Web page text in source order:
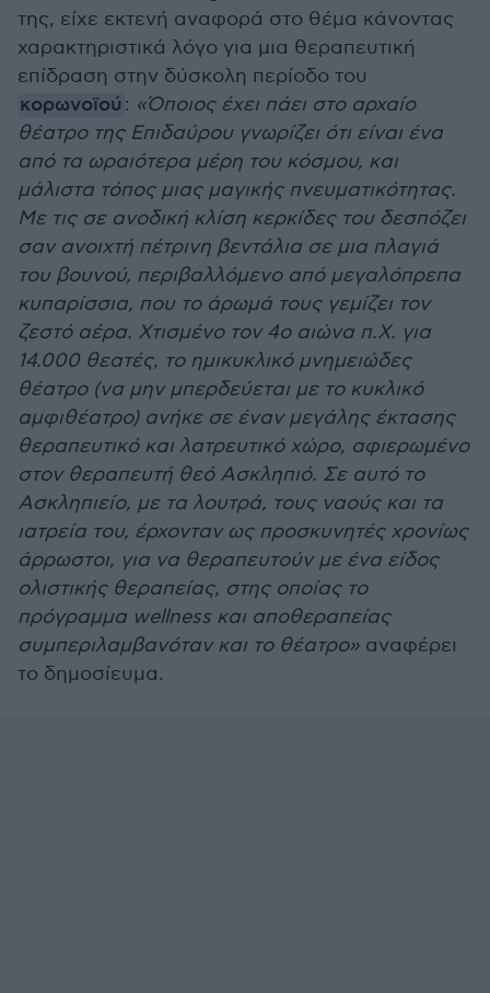
της, είχε εκτενή αναφορά στο θέμα κάνοντας
χαρακτηριστικά λόγο για μια θεραπευτική
επίδραση στην δύσκολη περίοδο του
κορωνοϊού : «Όποιος έχει πάει στο αρχαίο
θέατρο της Επιδαύρου γνωρίζει ότι είναι ένα
από τα ωραιότερα μέρη του κόσμου, και
μάλιστα τόπος μιας μαγικής πνευματικότητας.
Με τις σε ανοδική κλίση κερκίδες του δεσπόζει
σαν ανοιχτή πέτρινη βεντάλια σε μια πλαγιά
του βουνού, περιβαλλόμενο από μεγαλόπρεπα
κυπαρίσσια, που το άρωμά τους γεμίζει τον
ζεστό αέρα. Χτισμένο τον 4ο αιώνα π.Χ. για
14.000 θεατές, το ημικυκλικό μνημειώδες
θέατρο (να μην μπερδεύεται με το κυκλικό
αμφιθέατρο) ανήκε σε έναν μεγάλης έκτασης
θεραπευτικό και λατρευτικό χώρο, αφιερωμένο
στον θεραπευτή θεό Ασκληπιό. Σε αυτό το
Ασκληπιείο, με τα λουτρά, τους ναούς και τα
ιατρεία του, έρχονταν ως προσκυνητές χρονίως
άρρωστοι, για να θεραπευτούν με ένα είδος
ολιστικής θεραπείας, στης οποίας το
πρόγραμμα wellness και αποθεραπείας
συμπεριλαμβανόταν και το θέατρο» αναφέρει
το δημοσίευμα.